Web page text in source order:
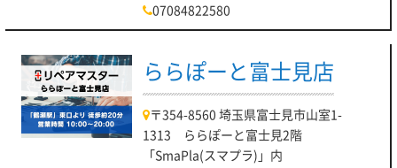
07084822580
ららぽーと富士見店
〒354-8560 埼玉県富士見市山室1-
1313 ららぽーと富士見2階
「SmaPla(スマプラ)」内